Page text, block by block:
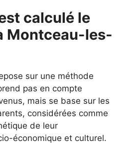
calculé le
Montceau-les-
sur une méthode
pas en compte
mais se base sur les
considérées comme
de leur
économique et culturel.